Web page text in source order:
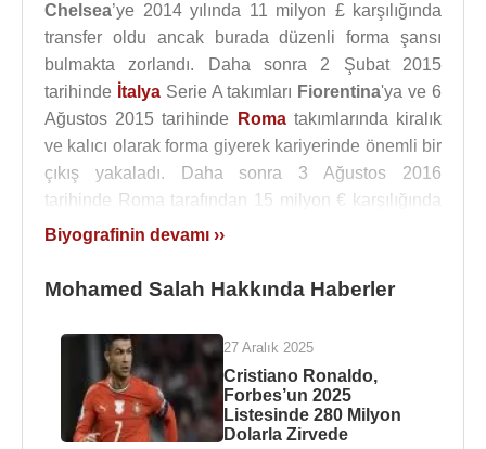
Chelsea’ye 2014 yılında 11 milyon £ karşılığında
transfer oldu ancak burada düzenli forma şansı
bulmakta zorlandı. Daha sonra 2 Şubat 2015
tarihinde İtalyaSerie A takımları Fiorentina'ya ve 6
Ağustos 2015 tarihinde
Romatakımlarında kiralık
ve kalıcı olarak forma giyerek kariyerinde önemli bir
çıkış yakaladı. Daha sonra 3 Ağustos 2016
tarihinde Roma tarafından 15 milyon € karşılığında
bonservis bedeliyle satın alındı. 6 Kasım 2016
2017 sezonunda gösterdiği istikrarlı maç
sırada bitirdi.
22 Haziran 2017 tarihinde 36.9 milyon £ bedel ile
İngilteretakımı Liverpool ’a transfer olan
Mohamed Salah , kariyerinin zirvesine ulaştı.
Biyografinin devamı ››
Mohamed Salah Hakkında Haberler
27 Aralık 2025
Cristiano Ronaldo,
Forbes’un 2025
Listesinde 280 Milyon
Dolarla Zirvede